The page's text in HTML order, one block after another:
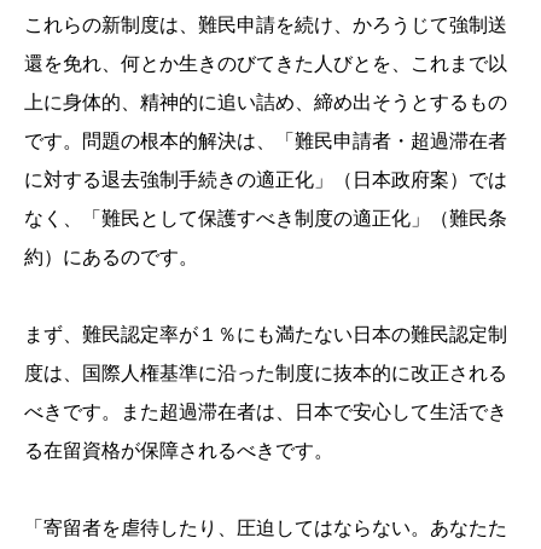
これらの新制度は、難民申請を続け、かろうじて強制送
還を免れ、何とか生きのびてきた人びとを、これまで以
上に身体的、精神的に追い詰め、締め出そうとするもの
です。問題の根本的解決は、「難民申請者・超過滞在者
に対する退去強制手続きの適正化」（日本政府案）では
なく、「難民として保護すべき制度の適正化」（難民条
約）にあるのです。
まず、難民認定率が１％にも満たない日本の難民認定制
度は、国際人権基準に沿った制度に抜本的に改正される
べきです。また超過滞在者は、日本で安心して生活でき
る在留資格が保障されるべきです。
「寄留者を虐待したり、圧迫してはならない。あなたた